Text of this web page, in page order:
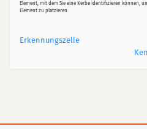
Element, mit dem Sie eine Kerbe identifizieren können,
Element zu platzieren.
Erkennungszelle